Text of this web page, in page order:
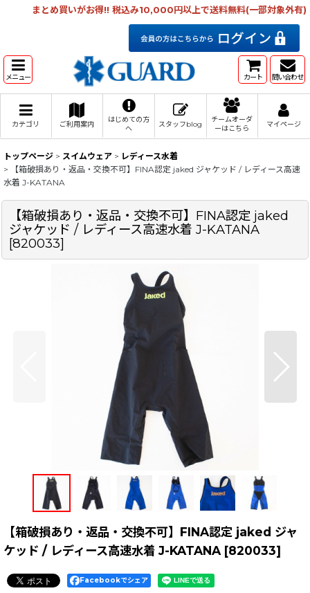
まとめ買いがお得!! 税込み10,000円以上で送料無料(一部対象外有)
メニュー カート 問い合わせ
カテゴリ ご利用案内
はじめての方
へ
スタッフblog
チームオーダ
ーはこちら
マイページ
トップページ > スイムウェア > レディース水着
>
【箱破損あり・返品・交換不可】FINA認定 jaked ジャケッド / レディース高速
水着 J-KATANA
【箱破損あり・返品・交換不可】FINA認定 jaked
ジャケッド / レディース高速水着 J-KATANA
[820033]
【箱破損あり・返品・交換不可】FINA認定 jaked ジャ
ケッド / レディース高速水着 J-KATANA [820033]
Facebookでシェア